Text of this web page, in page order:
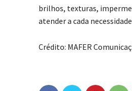
brilhos, texturas,
atender a cada
Crédito: MAFER